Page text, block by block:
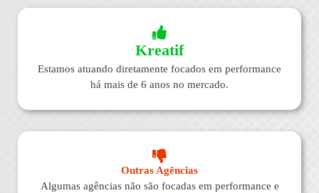
Kreatif
Estamos atuando diretamente focados em performance
há mais de 6 anos no mercado.
Outras Agências
Algumas agências não são focadas em performance e